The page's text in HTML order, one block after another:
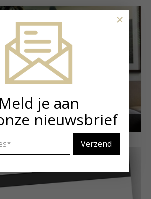
particulieren
Meld je aan
nieuwsbrief
*
×